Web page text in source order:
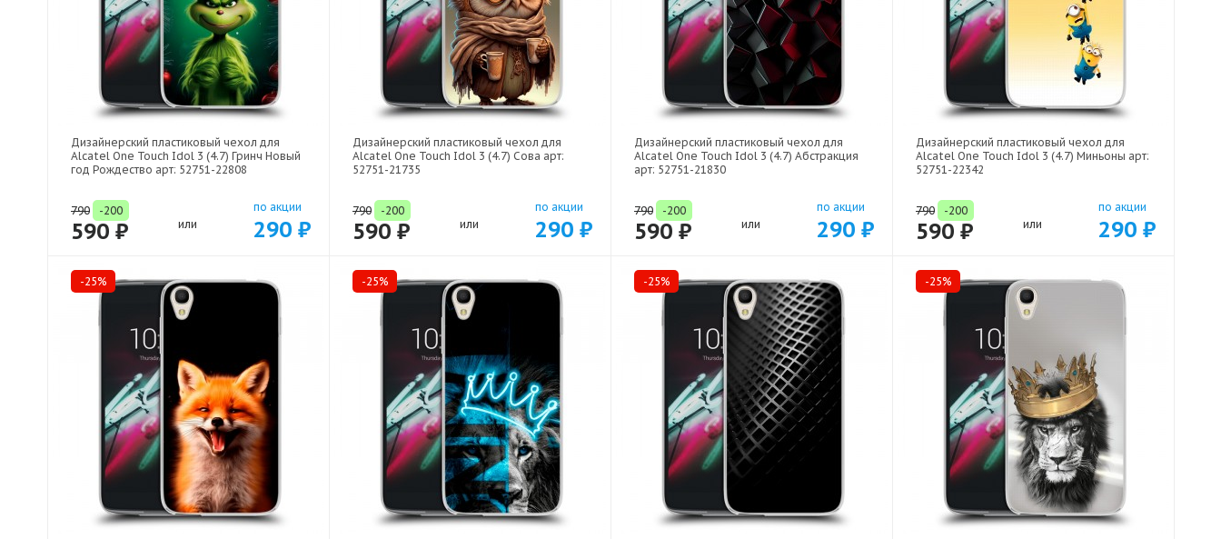
Дизайнерский пластиковый чехол для
Alcatel One Touch Idol 3 (4.7) Гринч Новый
год Рождество арт: 52751-22808
790 -200
590 ₽ или
по акции
290 ₽
Дизайнерский пластиковый чехол для
Alcatel One Touch Idol 3 (4.7) Сова арт:
52751-21735
790 -200
590 ₽ или
по акции
290 ₽
Дизайнерский пластиковый чехол для
Alcatel One Touch Idol 3 (4.7) Абстракция
арт: 52751-21830
790 -200
590 ₽ или
по акции
290 ₽
Дизайнерский пластиковый чехол для
Alcatel One Touch Idol 3 (4.7) Миньоны арт:
52751-22342
790 -200
590 ₽ или
по акции
290 ₽
-25% -25% -25% -25%